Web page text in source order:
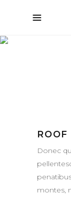
ROOF
Donec
montes,